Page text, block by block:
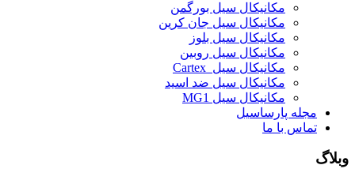
مکانیکال سیل بورگمن
مکانیکال سیل جان کرین
مکانیکال سیل بلوز
مکانیکال سیل روبین
مکانیکال سیل Cartex
مکانیکال سیل ضد اسید
مکانیکال سیل MG1
مجله پارساسیل
تماس با ما
وبلاگ